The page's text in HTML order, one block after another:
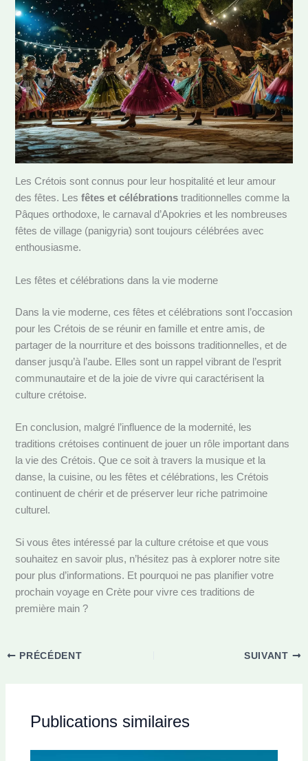
Les Crétois sont connus pour leur hospitalité et leur amour
des fêtes. Lesfêtes et célébrations traditionnelles comme la
Pâques orthodoxe, le carnaval d’Apokries et les nombreuses
fêtes de village (panigyria) sont toujours célébrées avec
enthousiasme.
Les fêtes et célébrations dans la vie moderne
Dans la vie moderne, ces fêtes et célébrations sont l’occasion
pour les Crétois de se réunir en famille et entre amis, de
partager de la nourriture et des boissons traditionnelles, et de
danser jusqu’à l’aube. Elles sont un rappel vibrant de l’esprit
communautaire et de la joie de vivre qui caractérisent la
culture crétoise.
En conclusion, malgré l’influence de la modernité, les
traditions crétoises continuent de jouer un rôle important dans
la vie des Crétois. Que ce soit à travers la musique et la
danse, la cuisine, ou les fêtes et célébrations, les Crétois
continuent de chérir et de préserver leur riche patrimoine
culturel.
Si vous êtes intéressé par la culture crétoise et que vous
souhaitez en savoir plus, n’hésitez pas à explorer notre site
pour plus d’informations. Et pourquoi ne pas planifier votre
prochain voyage en Crète pour vivre ces traditions de
première main ?
PRÉCÉDENT SUIVANT
Publications similaires